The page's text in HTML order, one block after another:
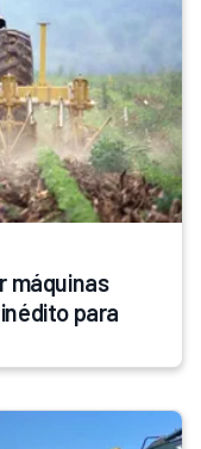
máquinas
para